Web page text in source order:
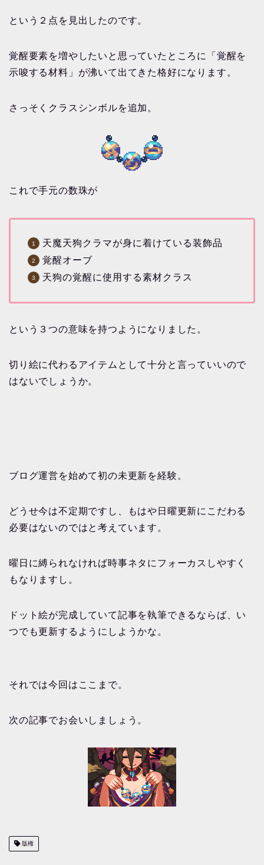
という２点を見出したのです。
覚醒要素を増やしたいと思っていたところに「覚醒を
示唆する材料」が沸いて出てきた格好になります。
さっそくクラスシンボルを追加。
これで手元の数珠が
天魔天狗クラマが身に着けている装飾品
覚醒オーブ
天狗の覚醒に使用する素材クラス
という３つの意味を持つようになりました。
切り絵に代わるアイテムとして十分と言っていいので
はないでしょうか。
ブログ運営を始めて初の未更新を経験。
どうせ今は不定期ですし、もはや日曜更新にこだわる
必要はないのではと考えています。
曜日に縛られなければ時事ネタにフォーカスしやすく
もなりますし。
ドット絵が完成していて記事を執筆できるならば、い
つでも更新するようにしようかな。
それでは今回はここまで。
次の記事でお会いしましょう。
版権